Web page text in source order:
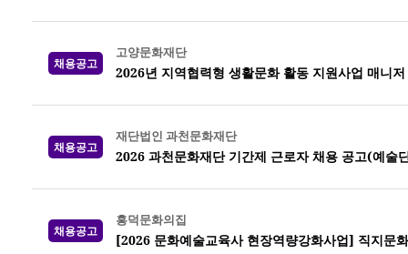
채용공고
고양문화재단
2026년 지역협력형 생활문화 활동 지원사업 매니
채용공고
재단법인 과천문화재단
2026 과천문화재단 기간제 근로자 채용 공고(예술
채용공고
흥덕문화의집
[2026 문화예술교육사 현장역량강화사업] 직지문